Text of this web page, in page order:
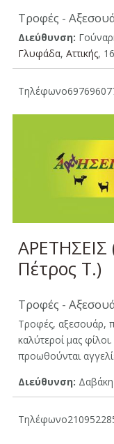
Τροφές -
Διεύθυνση:
Γλυφάδα, Aττικής,
Τηλέφωνο
ΑPETΗΣΕΙΣ
Πέτρος Τ.)
Τροφές -
Τροφές, αξεσουάρ,
καλύτεροί μας
προωθούνται
Διεύθυνση:
Τηλέφωνο